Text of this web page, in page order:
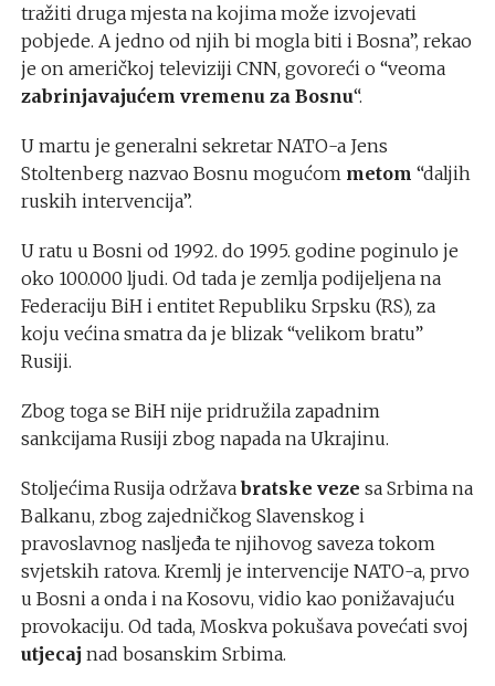
tražiti druga mjesta na kojima može izvojevati
pobjede. A jedno od njih bi mogla biti i Bosna”, rekao
je on američkoj televiziji CNN, govoreći o “veoma
zabrinjavajućem vremenu za Bosnu“.
U martu je generalni sekretar NATO-a Jens
Stoltenberg nazvao Bosnu mogućom metom “daljih
ruskih intervencija”.
U ratu u Bosni od 1992. do 1995. godine poginulo je
oko 100.000 ljudi. Od tada je zemlja podijeljena na
Federaciju BiH i entitet Republiku Srpsku (RS), za
koju većina smatra da je blizak “velikom bratu”
Rusiji.
Zbog toga se BiH nije pridružila zapadnim
sankcijama Rusiji zbog napada na Ukrajinu.
Stoljećima Rusija održavabratske veze sa Srbima na
Balkanu, zbog zajedničkog Slavenskog i
pravoslavnog nasljeđa te njihovog saveza tokom
svjetskih ratova. Kremlj je intervencije NATO-a, prvo
u Bosni a onda i na Kosovu, vidio kao ponižavajuću
provokaciju. Od tada, Moskva pokušava povećati svoj
utjecaj nad bosanskim Srbima.